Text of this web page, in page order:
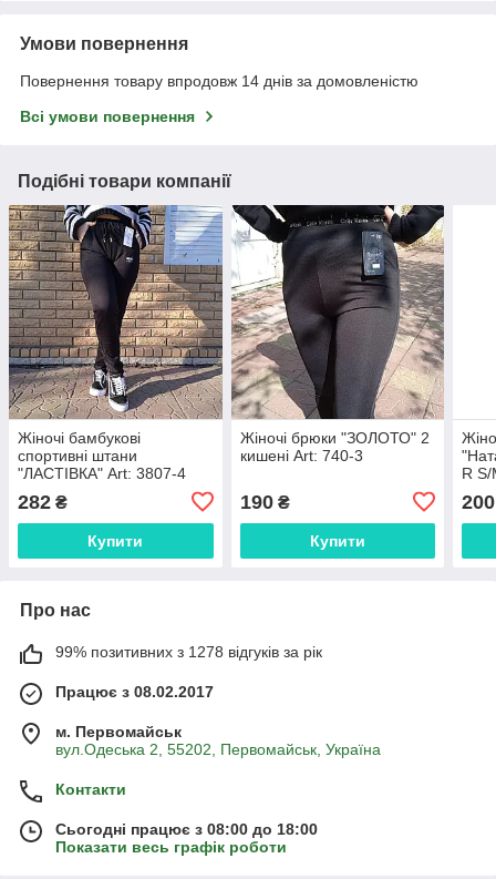
Умови повернення
Повернення товару впродовж 14 днів за домовленістю
Всі умови повернення
Подібні товари компанії
Жіночі бамбукові
спортивні штани
"ЛАСТІВКА" Art: 3807-4
282 ₴
Купити
Жіночі брюки "ЗОЛОТО" 2
кишені Art: 740-3
190₴
Купити
R
200
Про нас
99% позитивних з 1278 відгуків за рік
Працює з 08.02.2017
м. Первомайськ
вул.Одеська 2, 55202, Первомайськ, Україна
Контакти
Сьогодні працює з 08:00 до 18:00
Показати весь графік роботи